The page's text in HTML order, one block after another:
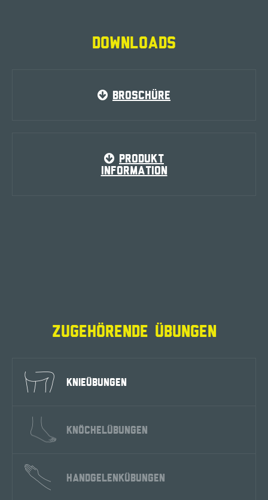
DOWNLOADS
BROSCHÜRE
PRODUKT
INFORMATION
ZUGEHÖRENDE ÜBUNGEN
KNIEÜBUNGEN
KNÖCHELÜBUNGEN
HANDGELENKÜBUNGEN